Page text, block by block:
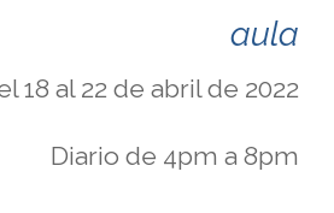
aula
18 al 22 de abril de 2022
Diario de 4pm a 8pm